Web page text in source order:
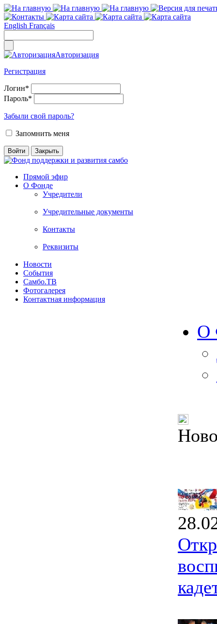
English Français
Авторизация
Регистрация
Логин*
Пароль*
Забыли свой пароль?
Запомнить меня
Прямой эфир
О Фонде
Учредители
Учредительные документы
Контакты
Реквизиты
Новости
События
Самбо.ТВ
Фотогалерея
Контактная информация
О